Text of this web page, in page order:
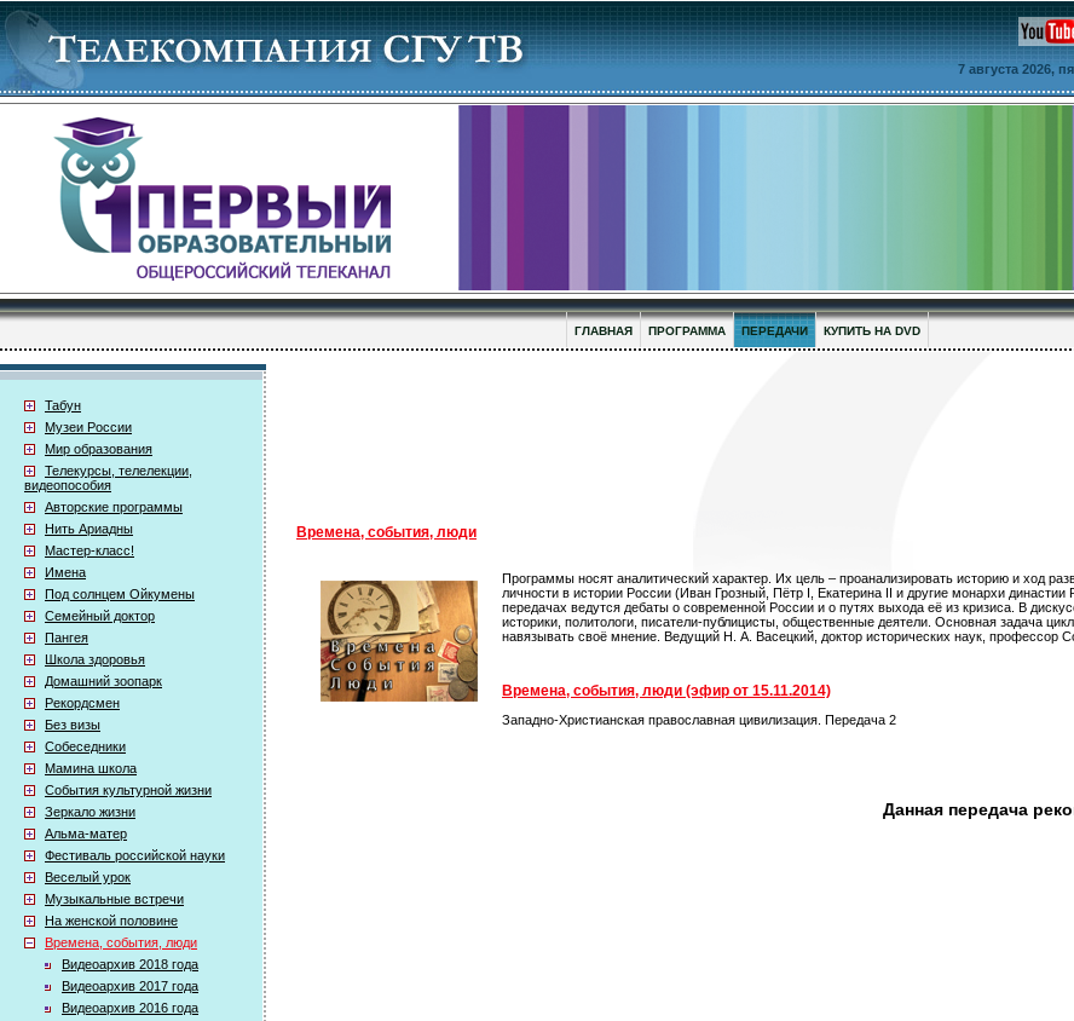
7 августа 2026,
ГЛАВНАЯ ПРОГРАММА ПЕРЕДАЧИ КУПИТЬ НА DVD
Табун
Музеи России
Мир образования
Телекурсы, телелекции,
видеопособия
Авторские программы
Нить Ариадны
Мастер-класс!
Имена
Под солнцем Ойкумены
Семейный доктор
Пангея
Школа здоровья
Домашний зоопарк
Рекордсмен
Без визы
Собеседники
Мамина школа
События культурной жизни
Зеркало жизни
Альма-матер
Фестиваль российской науки
Веселый урок
Музыкальные встречи
На женской половине
Времена, события, люди
Видеоархив 2018 года
Видеоархив 2017 года
Видеоархив 2016 года
Времена, события, люди
Программы носят аналитический характер. Их цель – проанализировать историю и ход
личности в истории России (Иван Грозный, Пётр I, Екатерина II и другие монархи
передачах ведутся дебаты о современной России и о путях выхода её из кризиса. В
историки, политологи, писатели-публицисты, общественные деятели. Основная задача
навязывать своё мнение. Ведущий Н. А. Васецкий, доктор исторических наук, профессор
Времена, события, люди (эфир от 15.11.2014)
Западно-Христианская православная цивилизация. Передача 2
Данная передача